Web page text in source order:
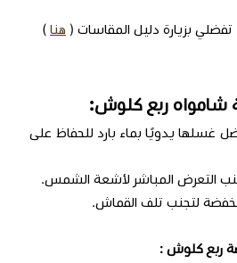
تفضلي بزيارة دليل المقاسات ( هنا )
شامواه ربع كلوش:
غسلها يدويًا بماء بارد للحفاظ على
التعرض المباشر لأشعة الشمس.
لتجنب تلف القماش.
ربع كلوش :